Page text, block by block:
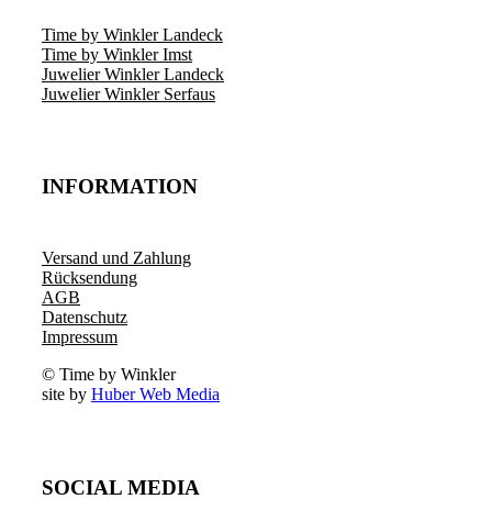
Time by Winkler Landeck
Time by Winkler Imst
Juwelier Winkler Landeck
Juwelier Winkler Serfaus
INFORMATION
Versand und Zahlung
Rücksendung
AGB
Datenschutz
Impressum
© Time by Winkler
site by Huber Web Media
SOCIAL MEDIA